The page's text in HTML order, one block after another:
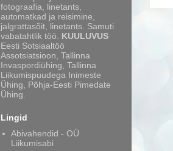
fotograafia, linetants,
automatkad ja reisimine,
jalgrattasõit, linetants. Samuti
vabatahtlik töö. KUULUVUS
Eesti Sotsiaaltöö
Assotsiatsioon, Tallinna
Invaspordiühing, Tallinna
Liikumispuudega Inimeste
Ühing, Põhja-Eesti Pimedate
Ühing.
Lingid
Abivahendid - OÜ
Liikumisabi